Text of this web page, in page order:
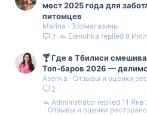
мест 2025 года для
питомцев
Marina
Зоомагазины
2
8
Elenohka
🍸 Где в Тбилиси
Топ‑баров 2026 —
Asenka
Отзывы и оценки
2
Отзывы и оценки
11 Янв
Administrator